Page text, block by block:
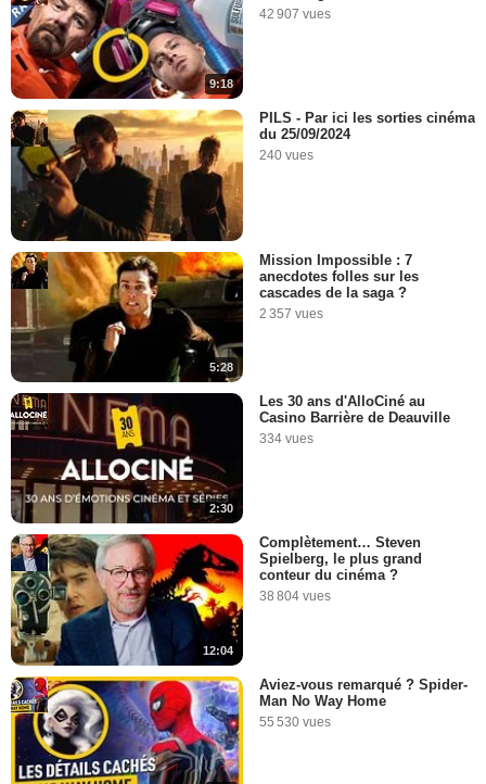
9:18
42 907 vues
PILS - Par ici les sorties cinéma
du 25/09/2024
240 vues
5:28
Mission Impossible : 7
anecdotes folles sur les
cascades de la saga ?
2 357 vues
2:30
Les 30 ans d'AlloCiné au
Casino Barrière de Deauville
334 vues
12:04
Complètement… Steven
Spielberg, le plus grand
conteur du cinéma ?
38 804 vues
Aviez-vous remarqué ? Spider-
Man No Way Home
55 530 vues